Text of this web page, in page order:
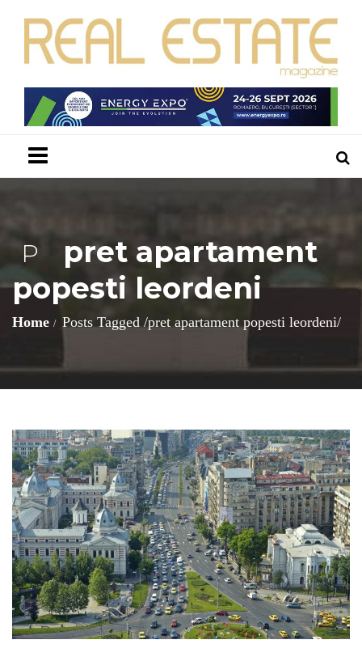
P
pret apartament
popesti leordeni
Home Posts Tagged /pret apartament popesti leordeni/